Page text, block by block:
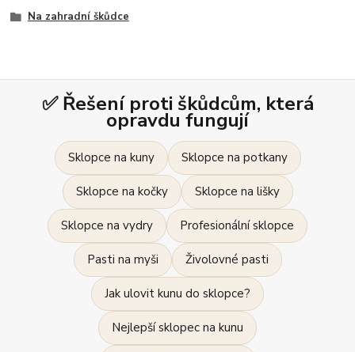
Na zahradní škůdce
✅ Řešení proti škůdcům, která
opravdu fungují
Sklopce na kuny Sklopce na potkany
Sklopce na kočky Sklopce na lišky
Sklopce na vydry Profesionální sklopce
Pasti na myši Živolovné pasti
Jak ulovit kunu do sklopce?
Nejlepší sklopec na kunu